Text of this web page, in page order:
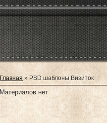
Главная » PSD шаблоны Визиток
Материалов нет